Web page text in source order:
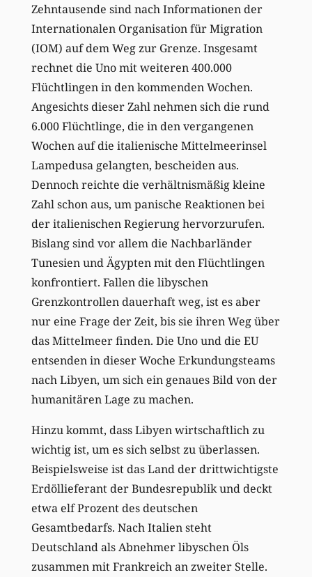
Zehntausende sind nach Informationen der
Internationalen Organisation für Migration
(IOM) auf dem Weg zur Grenze. Insgesamt
rechnet die Uno mit weiteren 400.000
Flüchtlingen in den kommenden Wochen.
Angesichts dieser Zahl nehmen sich die rund
6.000 Flüchtlinge, die in den vergangenen
Wochen auf die italienische Mittelmeerinsel
Lampedusa gelangten, bescheiden aus.
Dennoch reichte die verhältnismäßig kleine
Zahl schon aus, um panische Reaktionen bei
der italienischen Regierung hervorzurufen.
Bislang sind vor allem die Nachbarländer
Tunesien und Ägypten mit den Flüchtlingen
konfrontiert. Fallen die libyschen
Grenzkontrollen dauerhaft weg, ist es aber
nur eine Frage der Zeit, bis sie ihren Weg über
das Mittelmeer finden. Die Uno und die EU
entsenden in dieser Woche Erkundungsteams
nach Libyen, um sich ein genaues Bild von der
humanitären Lage zu machen.
Hinzu kommt, dass Libyen wirtschaftlich zu
wichtig ist, um es sich selbst zu überlassen.
Beispielsweise ist das Land der drittwichtigste
Erdöllieferant der Bundesrepublik und deckt
etwa elf Prozent des deutschen
Gesamtbedarfs. Nach Italien steht
Deutschland als Abnehmer libyschen Öls
zusammen mit Frankreich an zweiter Stelle.